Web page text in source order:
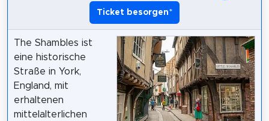
Ticket besorgen*
The Shambles ist
eine historische
Straße in York,
England, mit
erhaltenen
mittelalterlichen